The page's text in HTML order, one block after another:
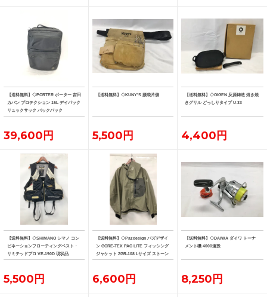
【送料無料】◇PORTER ポーター 吉田
カバン プロテクション 15L デイパック
リュックサック バックパック
39,600円
【送料無料】◇KUNY'S 腰袋片側
5,500円
【送料無料】◇OIGEN 及源鋳造 焼き焼
きグリル どっしりタイプ U-33
4,400円
【送料無料】◇SHIMANO シマノ コン
ビネーションフローティングベスト・
リミテッドプロ VE-190D 現状品
5,500円
【送料無料】◇Pazdesign パズデザイ
ン GORE-TEX PAC LITE フィッシング
ジャケット ZGR-108 Lサイズ ストーン
系カラー
6,600円
【送料無料】◇DAIWA ダイワ トーナ
メント磯 4000遠投
8,250円